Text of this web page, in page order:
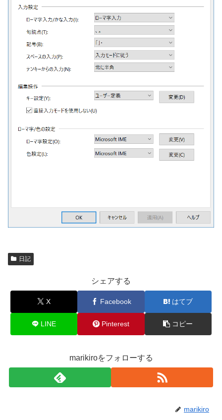
日記
シェアする
X Facebook はてブ
LINE Pinterest コピー
marikiroをフォローする
marikiro